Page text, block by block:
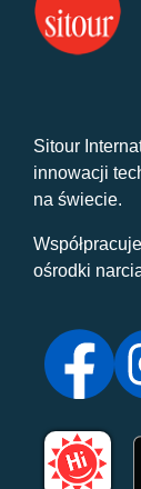
Sitour
innowacji
na świecie.
ośrodki